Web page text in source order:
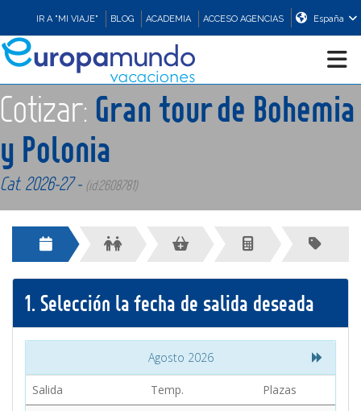
IR A "MI VIAJE" BLOG ACADEMIA ACCESO AGENCIAS España
CRUCEROS
PROMOCIONES
COMPRAR
CONTACTO
Cotizar: Gran tour de Bohemia
y Polonia
Cat. 2026-27 - (id:2608781)
1. Selección la fecha de salida deseada
Agosto 2026
Salida Temp.
Plazas